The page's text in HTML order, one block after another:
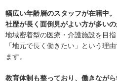
幅広い年齢層のスタッフが在籍中。
社歴が長く面倒見がよい方が多いの
地域密着型の医療・介護施設を目指
「地元で長く働きたい」という理
ます。
教育体制も整っており、働きなが